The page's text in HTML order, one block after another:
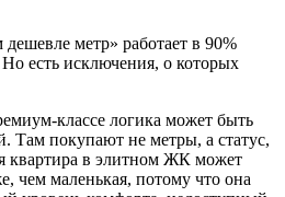
метр» работает в 90%
есть исключения, о которых
классе логика может быть
Там покупают не метры, а статус,
квартира в элитном ЖК может
чем маленькая, потому что она